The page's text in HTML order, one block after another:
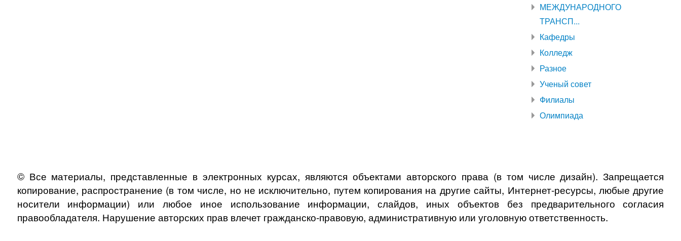
МЕЖДУНАРОДНОГО
ТРАНСП...
Кафедры
Колледж
Разное
Ученый совет
Филиалы
Олимпиада
© Все материалы, представленные в электронных курсах, являются объектами авторского права (в том числе дизайн). Запрещается
копирование, распространение (в том числе, но не исключительно, путем копирования на другие сайты, Интернет-ресурсы, любые другие
носители информации) или любое иное использование информации, слайдов, иных объектов без предварительного согласия
правообладателя. Нарушение авторских прав влечет гражданско-правовую, административную или уголовную ответственность.